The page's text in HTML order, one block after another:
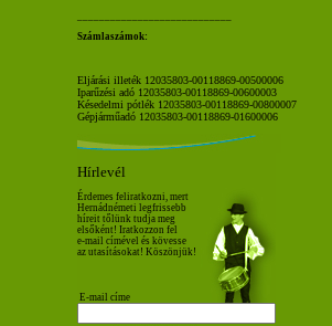
Számlaszámok:
Eljárási illeték 12035803-00118869-00500006
Iparűzési adó 12035803-00118869-00600003
Késedelmi pótlék 12035803-00118869-00800007
Gépjárműadó 12035803-00118869-01600006
Hírlevél
Érdemes feliratkozni, mert
Hernádnémeti legfrissebb
híreit tőlünk tudja meg
elsőként! Iratkozzon fel
e-mail címével és kövesse
az utasításokat! Köszönjük!
E-mail címe